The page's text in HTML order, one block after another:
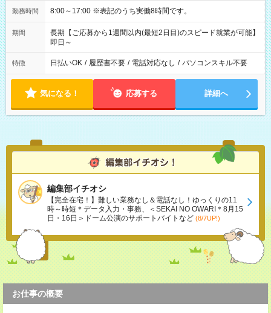
勤務時間 8:00～17:00 ※表記のうち実働8時間です。
期間
長期【ご応募から1週間以内(最短2日目)のスピード就業が可能】
即日～
特徴 日払いOK / 履歴書不要 / 電話対応なし / パソコンスキル不要
気になる！ 応募する 詳細へ
編集部イチオシ
【完全在宅！】難しい業務なし＆電話なし！ゆっくりの11
時～時短＊データ入力・事務、＜SEKAI NO OWARI＊8月15
日・16日＞ドーム公演のサポートバイトなど (8/7UP!)
お仕事の概要